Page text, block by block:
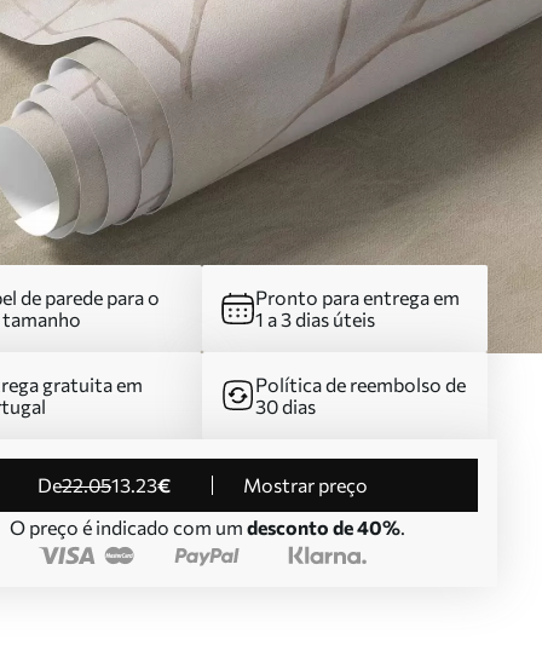
de parede para o
tamanho
Pronto para entrega em
1 a 3 dias úteis
gratuita em
Política de reembolso de
30 dias
de22.0513.23€
Mostrar preço
O preço é indicado com um desconto de 40%.